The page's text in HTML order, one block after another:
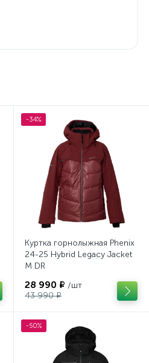
-34%
Куртка горнолыжная Phenix
24-25 Hybrid Legacy Jacket
M DR
28 990 ₽ /шт
43 990 ₽
-50%